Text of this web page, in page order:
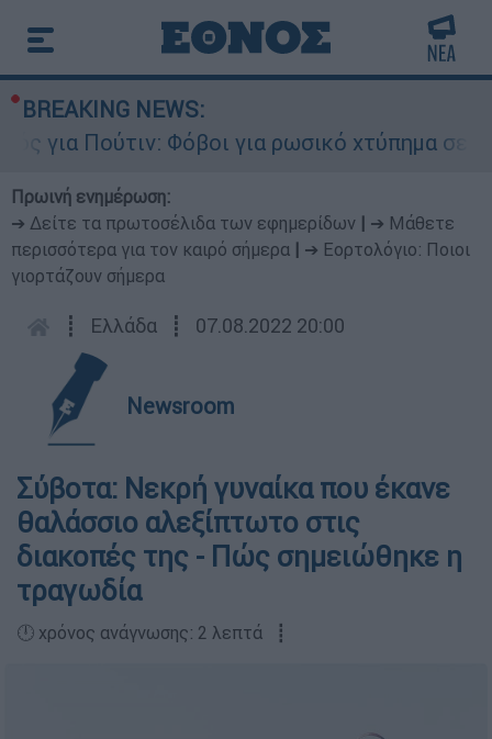
BREAKING NEWS:
για Πούτιν: Φόβοι για ρωσικό χτύπημα σε
Πρωινή ενημέρωση:
➔ Δείτε τα πρωτοσέλιδα των εφημερίδων
➔ Μάθετε
περισσότερα για τον καιρό σήμερα
➔ Εορτολόγιο: Ποιοι
γιορτάζουν σήμερα
┋ Ελλάδα ┋ 07.08.2022 20:00
Newsroom
Σύβοτα: Νεκρή γυναίκα που έκανε
θαλάσσιο αλεξίπτωτο στις
διακοπές της - Πώς σημειώθηκε η
τραγωδία
🕛 χρόνος ανάγνωσης: 2 λεπτά ┋